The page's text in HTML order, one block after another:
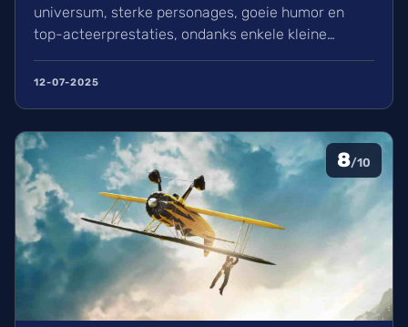
universum, sterke personages, goeie humor en
top-acteerprestaties, ondanks enkele kleine
minpunten.
12-07-2025
8/10